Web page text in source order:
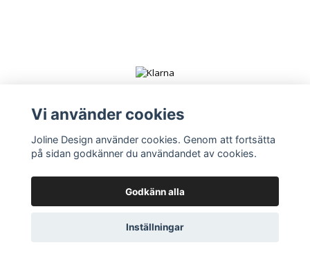
Powered by Quickbutik
Vi använder cookies
Joline Design använder cookies. Genom att fortsätta
på sidan godkänner du användandet av cookies.
Godkänn alla
Inställningar